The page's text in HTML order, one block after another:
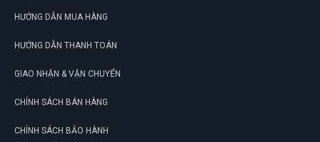
HƯỚNG DẪN MUA HÀNG
HƯỚNG DẪN THANH TOÁN
GIAO NHẬN & VẬN CHUYỂN
CHÍNH SÁCH BÁN HÀNG
CHÍNH SÁCH BẢO HÀNH